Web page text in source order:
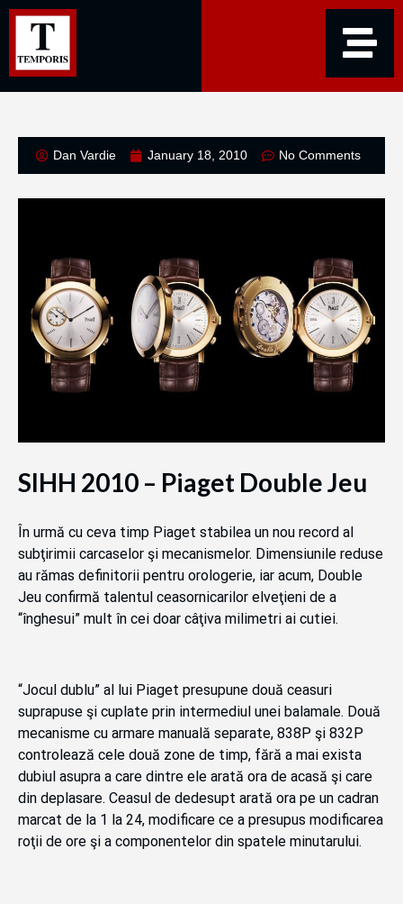
Dan Vardie January 18, 2010 No Comments
SIHH 2010 – Piaget Double Jeu
În urmă cu ceva timp Piaget stabilea un nou record al
subţirimii carcaselor şi mecanismelor. Dimensiunile reduse
au rămas definitorii pentru orologerie, iar acum, Double
Jeu confirmă talentul ceasornicarilor elveţieni de a
“înghesui” mult în cei doar câţiva milimetri ai cutiei.
“Jocul dublu” al lui Piaget presupune două ceasuri
suprapuse şi cuplate prin intermediul unei balamale. Două
mecanisme cu armare manuală separate, 838P şi 832P
controlează cele două zone de timp, fără a mai exista
dubiul asupra a care dintre ele arată ora de acasă şi care
din deplasare. Ceasul de dedesupt arată ora pe un cadran
marcat de la 1 la 24, modificare ce a presupus modificarea
roţii de ore şi a componentelor din spatele minutarului.